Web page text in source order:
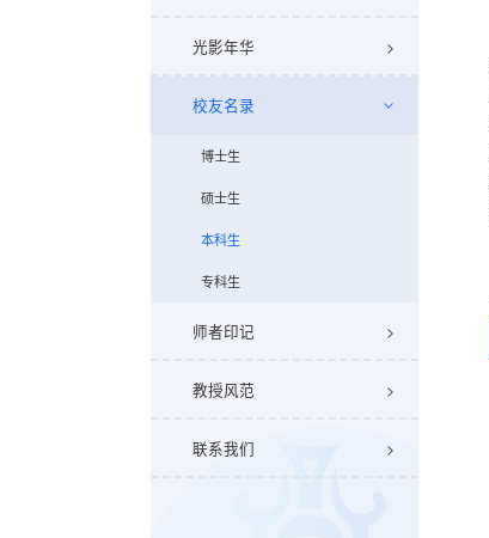
光影年华
校友名录
博士生
硕士生
本科生
专科生
师者印记
教授风范
联系我们